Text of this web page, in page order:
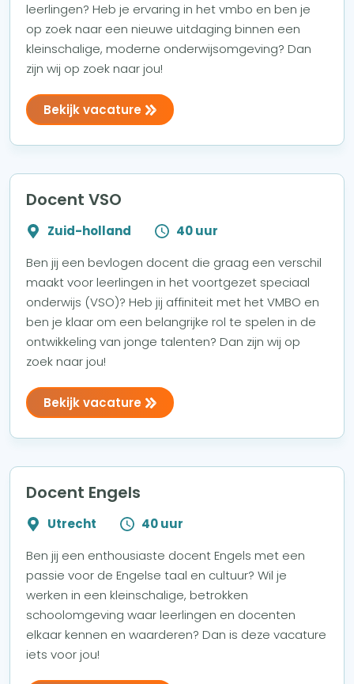
leerlingen? Heb je ervaring in het vmbo en ben je
op zoek naar een nieuwe uitdaging binnen een
kleinschalige, moderne onderwijsomgeving? Dan
zijn wij op zoek naar jou!
Bekijk vacature
Docent VSO
Zuid-holland
40 uur
Ben jij een bevlogen docent die graag een verschil
maakt voor leerlingen in het voortgezet speciaal
onderwijs (VSO)? Heb jij affiniteit met het VMBO en
ben je klaar om een belangrijke rol te spelen in de
ontwikkeling van jonge talenten? Dan zijn wij op
zoek naar jou!
Bekijk vacature
Docent Engels
Utrecht
40 uur
Ben jij een enthousiaste docent Engels met een
passie voor de Engelse taal en cultuur? Wil je
werken in een kleinschalige, betrokken
schoolomgeving waar leerlingen en docenten
elkaar kennen en waarderen? Dan is deze vacature
iets voor jou!